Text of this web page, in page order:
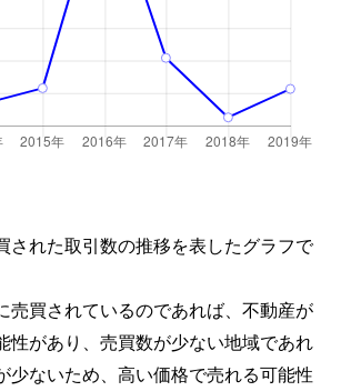
された取引数の推移を表したグラフで
売買されているのであれば、不動産が
性があり、売買数が少ない地域であれ
少ないため、高い価格で売れる可能性